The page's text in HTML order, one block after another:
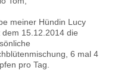
meiner Hündin Lucy
dem 15.12.2014 die
6 mal 4
pro Tag.